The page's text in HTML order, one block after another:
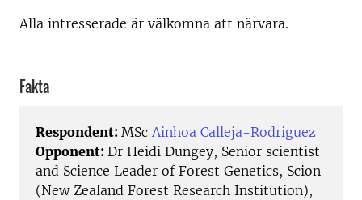
Alla intresserade är välkomna att närvara.
Fakta
Respondent: MSc Ainhoa Calleja-Rodriguez
Opponent: Dr Heidi Dungey, Senior scientist
and Science Leader of Forest Genetics, Scion
(New Zealand Forest Research Institution),